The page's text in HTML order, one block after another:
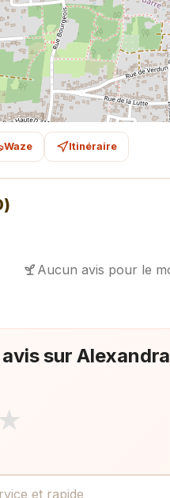
Waze Itinéraire
Aucun avis pour le
sur
★